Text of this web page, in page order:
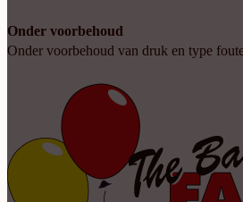
Onder voorbehoud
Onder voorbehoud van druk en type